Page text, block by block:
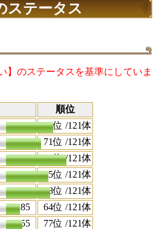
ステータス
】のステータスを基準にしていま
順位
1184 21位 /121体
288 71位 /121体
742 1位 /121体
613 35位 /121体
519 38位 /121体
185 64位 /121体
155 77位 /121体